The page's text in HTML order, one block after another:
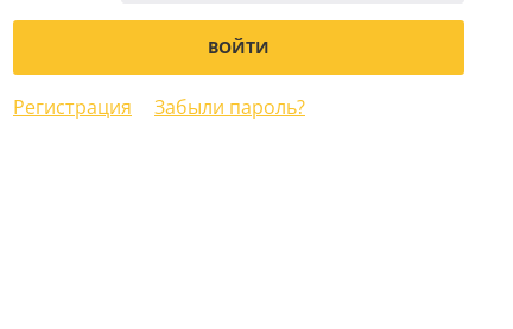
Регистрация Забыли пароль?